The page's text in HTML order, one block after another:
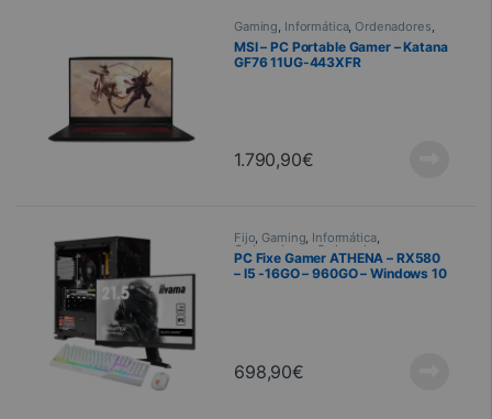
Gaming Informática, Ordenadores
Ordenadores para juegos Ordenador
portátil,Portátiles
MSI – PC Portable Gamer – Katana
GF76 11UG-443XFR
1.790,90€
Fijo, Gaming, Informática,
Ordenadores Ordenadores para
juegos
PC Fixe Gamer ATHENA – RX580
– I5 -16GO – 960GO – Windows 10
698,90€